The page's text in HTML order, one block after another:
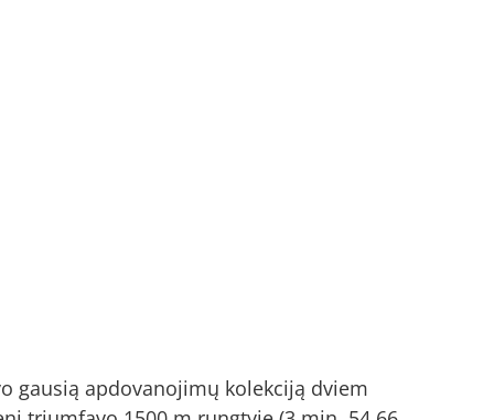
gausią apdovanojimų kolekciją dviem